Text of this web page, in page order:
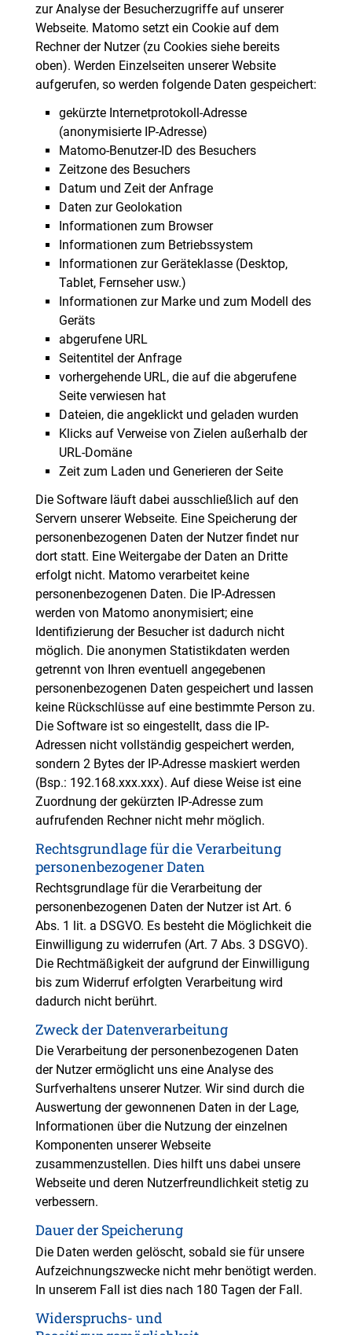
zur Analyse der Besucherzugriffe auf unserer
Webseite. Matomo setzt ein Cookie auf dem
Rechner der Nutzer (zu Cookies siehe bereits
oben). Werden Einzelseiten unserer Website
aufgerufen, so werden folgende Daten gespeichert:
gekürzte Internetprotokoll-Adresse
(anonymisierte IP-Adresse)
Matomo-Benutzer-ID des Besuchers
Zeitzone des Besuchers
Datum und Zeit der Anfrage
Daten zur Geolokation
Informationen zum Browser
Informationen zum Betriebssystem
Informationen zur Geräteklasse (Desktop,
Tablet, Fernseher usw.)
Informationen zur Marke und zum Modell des
Geräts
abgerufene URL
Seitentitel der Anfrage
vorhergehende URL, die auf die abgerufene
Seite verwiesen hat
Dateien, die angeklickt und geladen wurden
Klicks auf Verweise von Zielen außerhalb der
URL-Domäne
Zeit zum Laden und Generieren der Seite
Die Software läuft dabei ausschließlich auf den
Servern unserer Webseite. Eine Speicherung der
personenbezogenen Daten der Nutzer findet nur
dort statt. Eine Weitergabe der Daten an Dritte
erfolgt nicht. Matomo verarbeitet keine
personenbezogenen Daten. Die IP-Adressen
werden von Matomo anonymisiert; eine
Identifizierung der Besucher ist dadurch nicht
möglich. Die anonymen Statistikdaten werden
getrennt von Ihren eventuell angegebenen
personenbezogenen Daten gespeichert und lassen
keine Rückschlüsse auf eine bestimmte Person zu.
Die Software ist so eingestellt, dass die IP-
Adressen nicht vollständig gespeichert werden,
sondern 2 Bytes der IP-Adresse maskiert werden
(Bsp.: 192.168.xxx.xxx). Auf diese Weise ist eine
Zuordnung der gekürzten IP-Adresse zum
aufrufenden Rechner nicht mehr möglich.
Rechtsgrundlage für die Verarbeitung
personenbezogener Daten
Rechtsgrundlage für die Verarbeitung der
personenbezogenen Daten der Nutzer ist Art. 6
Abs. 1 lit. a DSGVO. Es besteht die Möglichkeit die
Einwilligung zu widerrufen (Art. 7 Abs. 3 DSGVO).
Die Rechtmäßigkeit der aufgrund der Einwilligung
bis zum Widerruf erfolgten Verarbeitung wird
dadurch nicht berührt.
Zweck der Datenverarbeitung
Die Verarbeitung der personenbezogenen Daten
der Nutzer ermöglicht uns eine Analyse des
Surfverhaltens unserer Nutzer. Wir sind durch die
Auswertung der gewonnenen Daten in der Lage,
Informationen über die Nutzung der einzelnen
Komponenten unserer Webseite
zusammenzustellen. Dies hilft uns dabei unsere
Webseite und deren Nutzerfreundlichkeit stetig zu
verbessern.
Dauer der Speicherung
Die Daten werden gelöscht, sobald sie für unsere
Aufzeichnungszwecke nicht mehr benötigt werden.
In unserem Fall ist dies nach 180 Tagen der Fall.
Widerspruchs- und